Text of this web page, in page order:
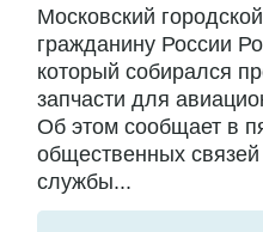
Московский
гражданину России
который собирался
запчасти для
Об этом сообщает в
общественных
службы...